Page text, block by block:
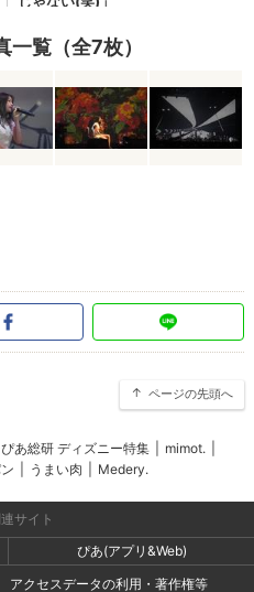
一覧（全7枚）
ページの先頭へ
あ総研 ディズニー特集 mimot.
うまい肉 Medery.
サイト
ぴあ(アプリ&Web)
アクセスデータの利用・著作権等